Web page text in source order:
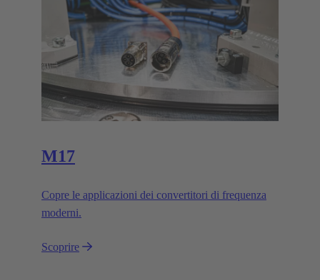
M17
Copre le applicazioni dei convertitori di frequenza
moderni.
Scoprire